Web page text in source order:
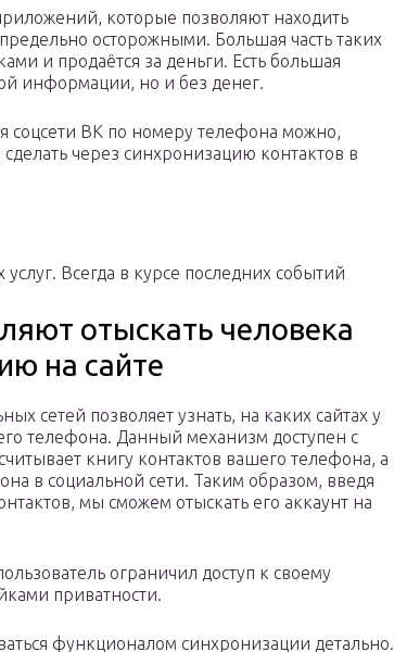
которые позволяют находить
осторожными. Большая часть таких
и продаётся за деньги. Есть большая
информации, но и без денег.
соцсети ВК по номеру телефона можно,
через синхронизацию контактов в
Всегда в курсе последних событий
отыскать человека
на сайте
сетей позволяет узнать, на каких сайтах у
телефона. Данный механизм доступен с
книгу контактов вашего телефона, а
в социальной сети. Таким образом, введя
мы сможем отыскать его аккаунт на
ограничил доступ к своему
приватности.
функционалом синхронизации детально.